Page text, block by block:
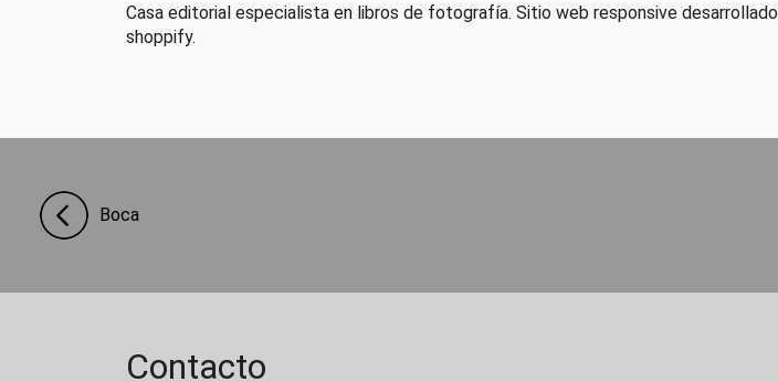
Casa editorial especialista en libros de fotografía. Sitio web responsive
shoppify.
Boca
Contacto